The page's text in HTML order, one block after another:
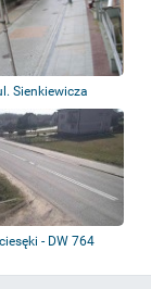
Sienkiewicza
- DW 764